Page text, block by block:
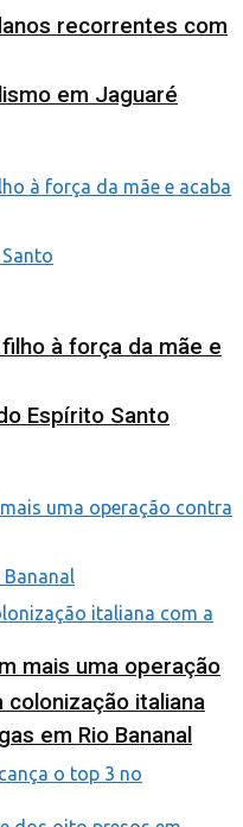
recorrentes com
em Jaguaré
à força da mãe e
Espírito Santo
mais uma operação
em Rio Bananal
italiana